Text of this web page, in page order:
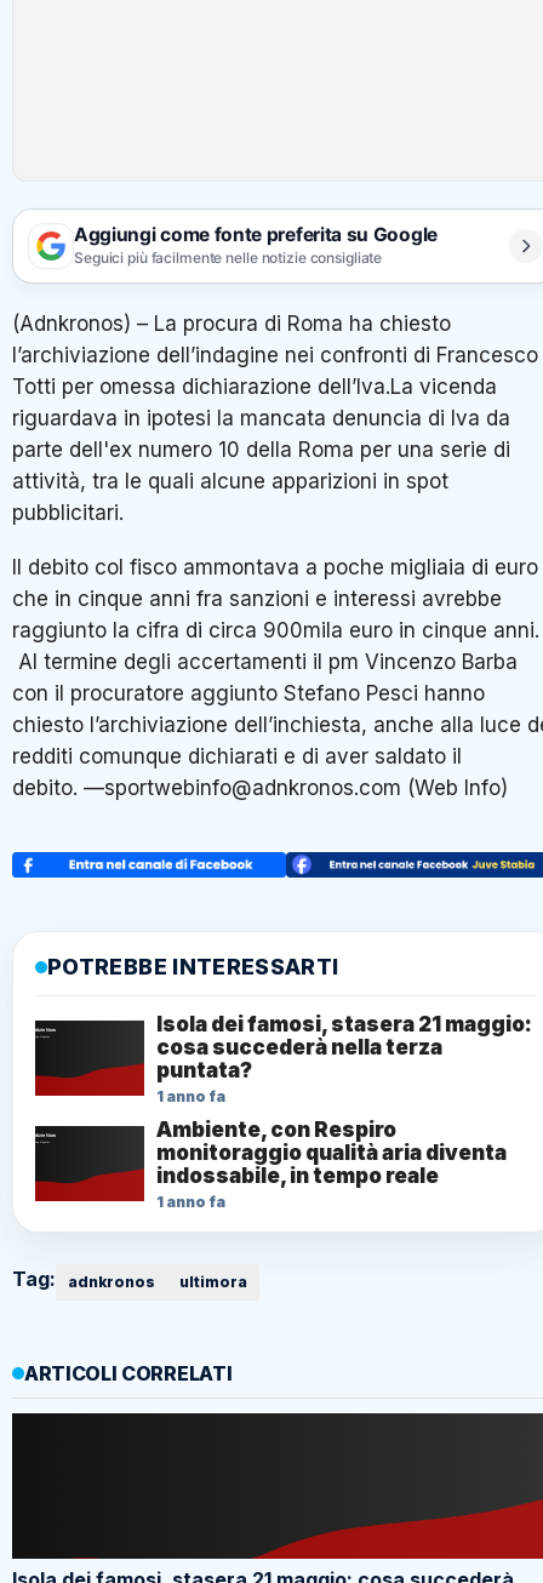
Aggiungi come fonte preferita su Google
Seguici più facilmente nelle notizie consigliate
(Adnkronos) – La procura di Roma ha chiesto
l’archiviazione dell’indagine nei confronti di Francesco
Totti per omessa dichiarazione dell’Iva.La vicenda
riguardava in ipotesi la mancata denuncia di Iva da
parte dell'ex numero 10 della Roma per una serie di
attività, tra le quali alcune apparizioni in spot
pubblicitari.
Il debito col fisco ammontava a poche migliaia di euro
che in cinque anni fra sanzioni e interessi avrebbe
raggiunto la cifra di circa 900mila euro in cinque anni.
Al termine degli accertamenti il pm Vincenzo Barba
con il procuratore aggiunto Stefano Pesci hanno
chiesto l’archiviazione dell’inchiesta, anche alla luce
redditi comunque dichiarati e di aver saldato il
debito. —sportwebinfo@adnkronos.com (Web Info)
POTREBBE INTERESSARTI
Isola dei famosi, stasera 21 maggio:
cosa succederà nella terza
puntata?
1 anno fa
Ambiente, con Respiro
monitoraggio qualità aria diventa
indossabile, in tempo reale
1 anno fa
Tag: adnkronos ultimora
ARTICOLI CORRELATI